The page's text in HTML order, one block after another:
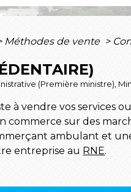
Méthodes de vente >
(Première ministre),
à vendre vos services
commerce sur des
ambulant et
entreprise au RNE.